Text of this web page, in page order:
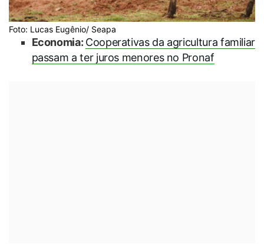
Foto: Lucas Eugênio/ Seapa
Economia: Cooperativas da agricultura familiar
passam a ter juros menores no Pronaf